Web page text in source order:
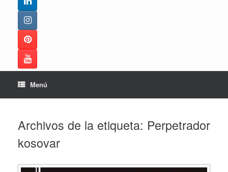
Menú
Archivos de la etiqueta: Perpetrador
kosovar